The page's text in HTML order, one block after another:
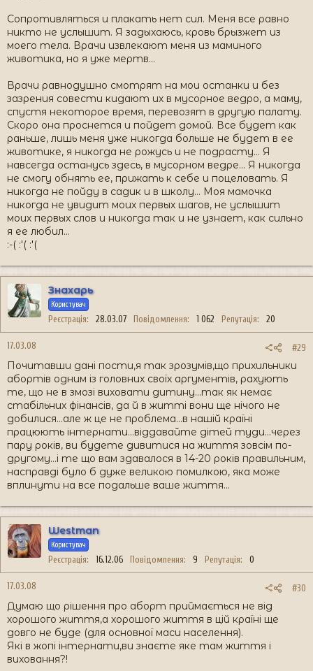
Сопротивляться и плакать нет сил. Меня все равно
никто не услышит. Я задыхаюсь, кровь брызжет из
моего тела. Врачи извлекают меня из маминого
животика, но я уже мертв…
Врачи равнодушно смотрят на мои останки и без
зазрения совести кидают их в мусорное ведро, а маму,
спустя некоторое время, перевозят в другую палату.
Скоро она проснется и пойдет домой. Все будет как
раньше, лишь меня уже никогда больше не будет в ее
животике, я никогда не рожусь и не подрасту… Я
навсегда останусь здесь, в мусорном ведре… Я никогда
не смогу обнять ее, прижать к себе и поцеловать. Я
никогда не пойду в садик и в школу… Моя мамочка
никогда не увидит моих первых шагов, не услышит
моих первых слов и никогда так и не узнает, как сильно
я ее любил…
:-( :'( :'(
Знахарь
Користувач
Реєстрація 28.03.07 Повідомлення 1 062 Репутація 20
17.03.08 #29
Почитавши дані пости,я так зрозумів,що прихильники
абортів одним із головних своїх аргументів, рахують
те, що не в змозі виховати дитину...так як немає
стабільних фінансів, да й в житті вони ще нічого не
добилися...але ж це не проблема...в нашій країні
працюють інтернати...віддавайте дітей туди...через
пару років, ви будете дивитися на життя зовсім по-
другому...і те що вам здавалося в 14-20 років правильним,
насправді було б дуже великою помилкою, яка може
вплинути на все подальше ваше життя...
Westman
Користувач
Реєстрація 16.12.06 Повідомлення 9 Репутація 0
17.03.08 #30
Думаю що рішення про аборт приймається не від
хорошого життя,а хорошого життя в цій країні ще
довго не буде (для основної маси населення).
Які в жопі інтернати,ви знаєте яке там життя і
виховання?!